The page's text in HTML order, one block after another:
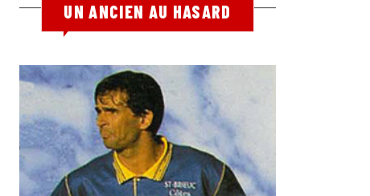
UN ANCIEN AU HASARD